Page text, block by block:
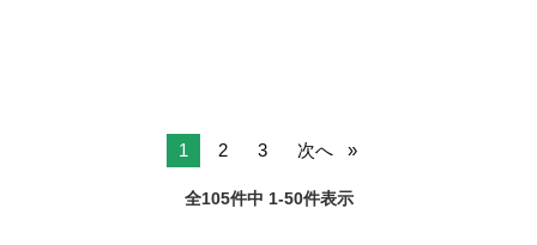
1 2 3 次へ
全105件中 1-50件表示